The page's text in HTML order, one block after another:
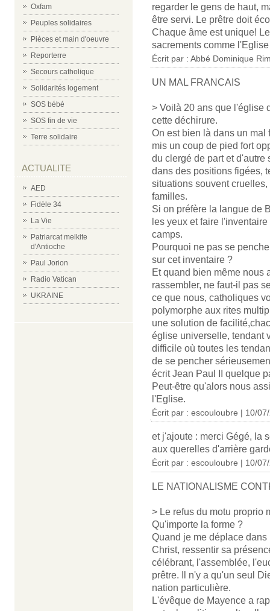
Oxfam
Peuples solidaires
Pièces et main d'oeuvre
Reporterre
Secours catholique
Solidarités logement
SOS bébé
SOS fin de vie
Terre solidaire
ACTUALITE
AED
Fidèle 34
La Vie
Patriarcat melkite
d'Antioche
Paul Jorion
Radio Vatican
UKRAINE
regarder le gens de haut,
être servi. Le prêtre doit
Chaque âme est unique!
sacrements comme
Écrit par : Abbé Dominique
UN MAL FRANCAIS
> Voilà 20 ans que l'église
cette déchirure.
On est bien là dans un mal
mis un coup de pied fort
du clergé de part et
dans des positions figées,
situations souvent
familles.
Si on préfère la langue de
les yeux et faire
camps.
Pourquoi ne pas se
sur cet inventaire ?
Et quand bien même nous
rassembler, ne faut-il pas
ce que nous, catholiques
polymorphe aux rites
une solution de
église universelle, tendant
difficile où toutes les
de se pencher
écrit Jean Paul II quelque
Peut-être qu'alors nous
l'Eglise.
Écrit par : escouloubre | 10/
et j'ajoute : merci Gégé, la
aux querelles d'arrière
Écrit par : escouloubre | 10/
LE NATIONALISME
> Le refus du motu proprio
Qu'importe la forme ?
Quand je me déplace
Christ, ressentir sa
célébrant, l'assemblée,
prêtre. Il n'y a qu'un seul
nation particulière.
L'évêque de Mayence a